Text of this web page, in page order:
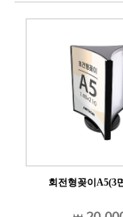
회전형꽂이A5(3